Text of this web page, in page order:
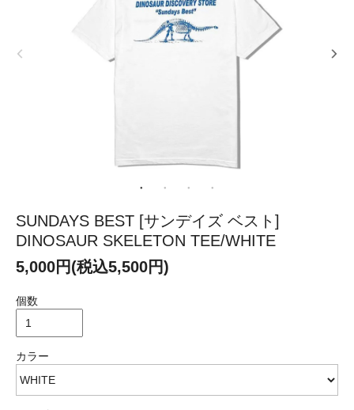
SUNDAYS BEST [サンデイズ ベスト]
DINOSAUR SKELETON TEE/WHITE
5,000円(税込5,500円)
個数
カラー